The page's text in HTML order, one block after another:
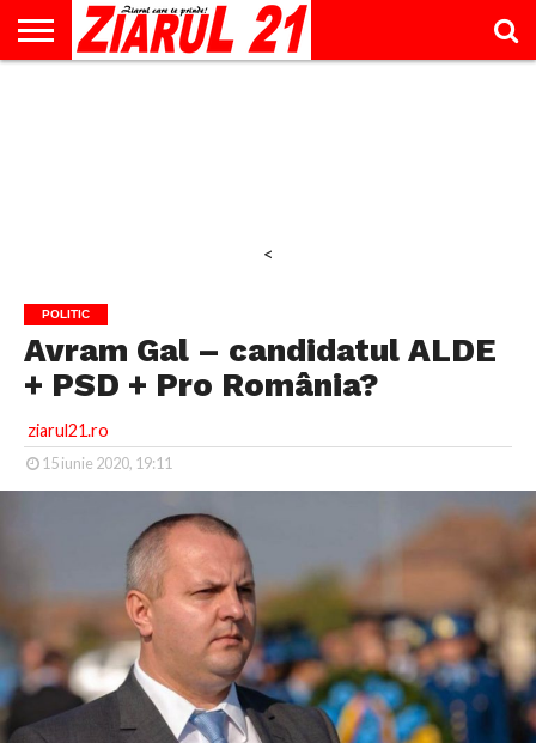
<
POLITIC
Avram Gal – candidatul ALDE
+ PSD + Pro România?
ziarul21.ro
15 iunie 2020, 19:11